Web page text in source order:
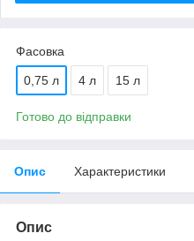
Фасовка
0,75 л 4 л 15 л
Готово до відправки
Опис Характеристики
Опис